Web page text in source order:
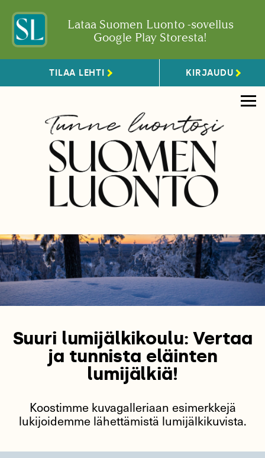
Lataa Suomen Luonto -sovellus
Google Play Storesta!
TILAA LEHTI KIRJAUDU
Suuri lumijälkikoulu: Vertaa
ja tunnista eläinten
lumijälkiä!
Koostimme kuvagalleriaan esimerkkejä
lukijoidemme lähettämistä lumijälkikuvista.